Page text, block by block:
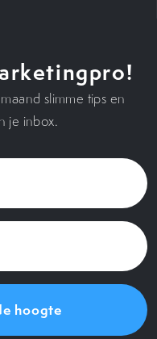
slimme tips en
je inbox.